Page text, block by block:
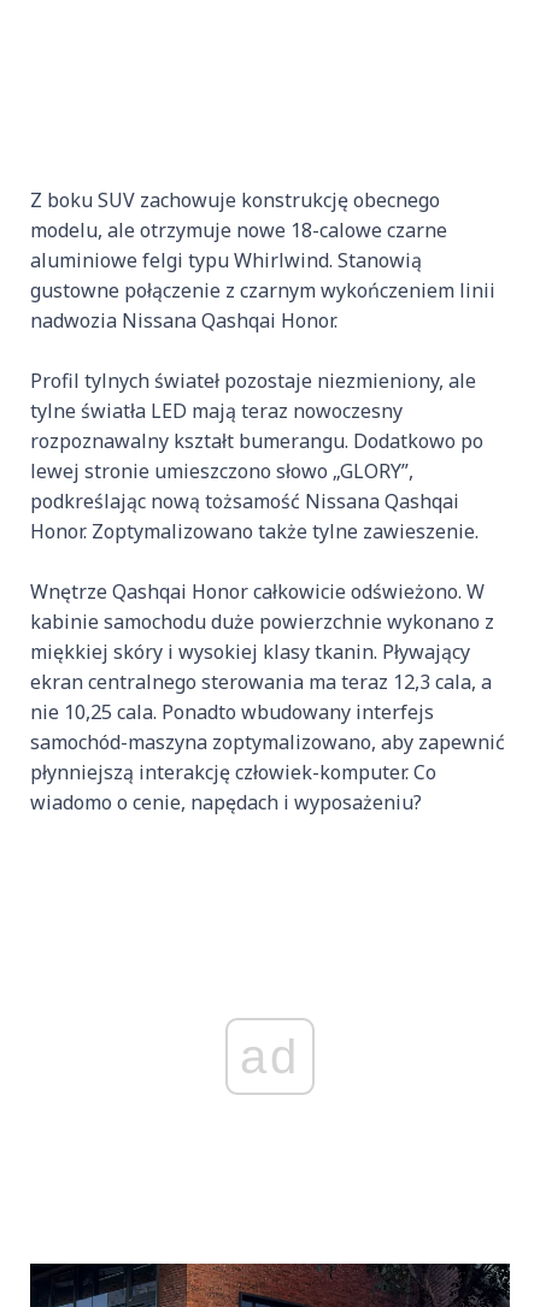
Z boku SUV zachowuje konstrukcję obecnego
modelu, ale otrzymuje nowe 18-calowe czarne
aluminiowe felgi typu Whirlwind. Stanowią
gustowne połączenie z czarnym wykończeniem linii
nadwozia Nissana Qashqai Honor.
Profil tylnych świateł pozostaje niezmieniony, ale
tylne światła LED mają teraz nowoczesny
rozpoznawalny kształt bumerangu. Dodatkowo po
lewej stronie umieszczono słowo „GLORY”,
podkreślając nową tożsamość Nissana Qashqai
Honor. Zoptymalizowano także tylne zawieszenie.
Wnętrze Qashqai Honor całkowicie odświeżono. W
kabinie samochodu duże powierzchnie wykonano z
miękkiej skóry i wysokiej klasy tkanin. Pływający
ekran centralnego sterowania ma teraz 12,3 cala, a
nie 10,25 cala. Ponadto wbudowany interfejs
samochód-maszyna zoptymalizowano, aby zapewnić
płynniejszą interakcję człowiek-komputer. Co
wiadomo o cenie, napędach i wyposażeniu?
ad